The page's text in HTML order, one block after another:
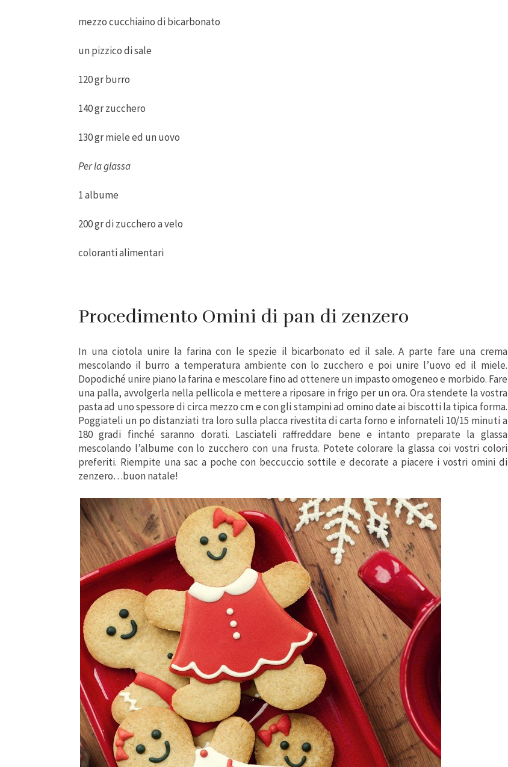
mezzo cucchiaino di bicarbonato
un pizzico di sale
120 gr burro
140 gr zucchero
130 gr miele ed un uovo
Per la glassa
1 albume
200 gr di zucchero a velo
coloranti alimentari
Procedimento Omini di pan di zenzero
In una ciotola unire la farina con le spezie il bicarbonato ed il sale. A parte fare una crema
mescolando il burro a temperatura ambiente con lo zucchero e poi unire l’uovo ed il miele.
Dopodiché unire piano la farina e mescolare fino ad ottenere un impasto omogeneo e morbido. Fare
una palla, avvolgerla nella pellicola e mettere a riposare in frigo per un ora. Ora stendete la vostra
pasta ad uno spessore di circa mezzo cm e con gli stampini ad omino date ai biscotti la tipica forma.
Poggiateli un po distanziati tra loro sulla placca rivestita di carta forno e infornateli 10/15 minuti a
180 gradi finché saranno dorati. Lasciateli raffreddare bene e intanto preparate la glassa
mescolando l’albume con lo zucchero con una frusta. Potete colorare la glassa coi vostri colori
preferiti. Riempite una sac a poche con beccuccio sottile e decorate a piacere i vostri omini di
zenzero…buon natale!